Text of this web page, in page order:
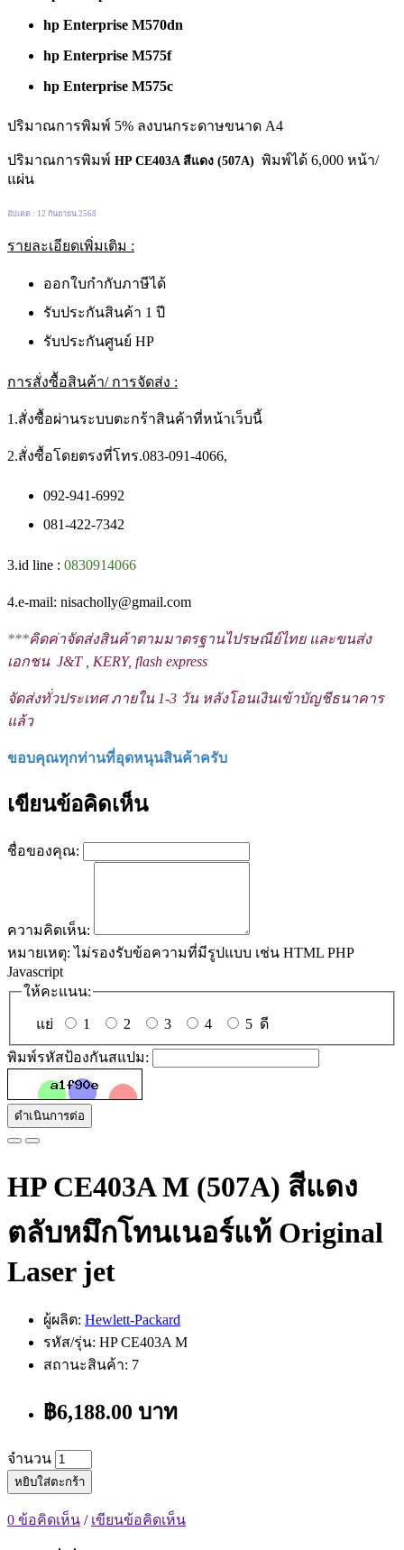
hp Enterprise M570dn
hp Enterprise M575f
hp Enterprise M575c
ปริมาณการพิมพ์ 5% ลงบนกระดาษขนาด A4
ปริมาณการพิมพ์ HP CE403A สีแดง (507A) พิมพ์ได้ 6,000 หน้า/
แผ่น
อัปเดต : 12 กันยายน 2568
รายละเอียดเพิ่มเติม :
ออกใบกำกับภาษีได้
รับประกันสินค้า 1 ปี
รับประกันศูนย์ HP
การสั่งซื้อสินค้า/ การจัดส่ง :
1.สั่งซื้อผ่านระบบตะกร้าสินค้าที่หน้าเว็บนี้
2.สั่งซื้อโดยตรงที่โทร.083-091-4066,
092-941-6992
081-422-7342
3.id line : 0830914066
4.e-mail: nisacholly@gmail.com
***คิดค่าจัดส่งสินค้าตามมาตรฐานไปรษณีย์ไทย และขนส่ง
เอกชน J&T , KERY, flash express
จัดส่งทั่วประเทศ ภายใน 1-3 วัน หลังโอนเงินเข้าบัญชีธนาคาร
แล้ว
ขอบคุณทุกท่านที่อุดหนุนสินค้าครับ
เขียนข้อคิดเห็น
ชื่อของคุณ:
ความคิดเห็น:
หมายเหตุ: ไม่รองรับข้อความที่มีรูปแบบ เช่น HTML PHP
Javascript
ให้คะแนน:
แย่ 1 2 3 4 5 ดี
พิมพ์รหัสป้องกันสแปม:
ดำเนินการต่อ
HP CE403A M (507A) สีแดง
ตลับหมึกโทนเนอร์แท้ Original
Laser jet
ผู้ผลิต: Hewlett-Packard
รหัส/รุ่น: HP CE403A M
สถานะสินค้า: 7
฿6,188.00 บาท
จำนวน
หยิบใส่ตะกร้า
0 ข้อคิดเห็น / เขียนข้อคิดเห็น